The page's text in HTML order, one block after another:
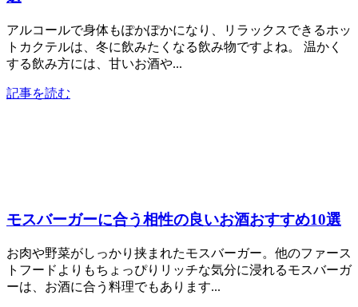
アルコールで身体もぽかぽかになり、リラックスできるホッ
トカクテルは、冬に飲みたくなる飲み物ですよね。 温かく
する飲み方には、甘いお酒や...
記事を読む
モスバーガーに合う相性の良いお酒おすすめ10選
お肉や野菜がしっかり挟まれたモスバーガー。他のファース
トフードよりもちょっぴりリッチな気分に浸れるモスバーガ
ーは、お酒に合う料理でもあります...